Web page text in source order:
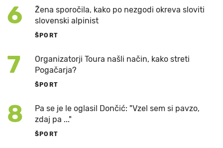
6
Žena sporočila, kako po nezgodi okreva sloviti
slovenski alpinist
ŠPORT
7
Organizatorji Toura našli način, kako streti
Pogačarja?
ŠPORT
8
Pa se je le oglasil Dončić: "Vzel sem si pavzo,
zdaj pa ..."
ŠPORT